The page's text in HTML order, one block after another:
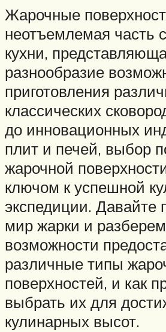
Жарочные
неотъемлемая часть
кухни,
разнообразие
приготовления
классических
до инновационных
плит и печей, выбор
жарочной
ключом к успешной
экспедиции. Давайте
мир жарки и
возможности
различные типы
поверхностей, и как
выбрать их для
кулинарных высот.